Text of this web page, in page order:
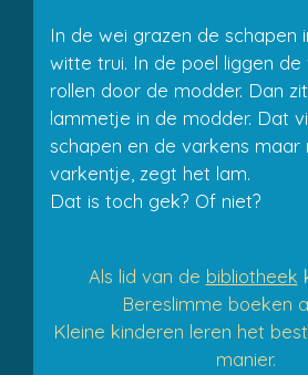
In de wei grazen de schapen
witte trui. In de poel liggen de
rollen door de modder. Dan
lammetje in de modder. Dat
schapen en de varkens maar
varkentje, zegt het lam.
Dat is toch gek? Of niet?
Als lid van de bibliotheek
Bereslimme boeken
Kleine kinderen leren het
manier.